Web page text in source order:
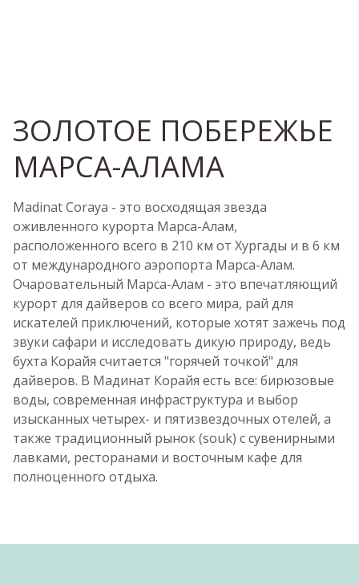
ЗОЛОТОЕ ПОБЕРЕЖЬЕ
МАРСА-АЛАМА
Madinat Coraya - это восходящая звезда
оживленного курорта Марса-Алам,
расположенного всего в 210 км от Хургады и в 6 км
от международного аэропорта Марса-Алам.
Очаровательный Марса-Алам - это впечатляющий
курорт для дайверов со всего мира, рай для
искателей приключений, которые хотят зажечь под
звуки сафари и исследовать дикую природу, ведь
бухта Корайя считается "горячей точкой" для
дайверов. В Мадинат Корайя есть все: бирюзовые
воды, современная инфраструктура и выбор
изысканных четырех- и пятизвездочных отелей, а
также традиционный рынок (souk) с сувенирными
лавками, ресторанами и восточным кафе для
полноценного отдыха.